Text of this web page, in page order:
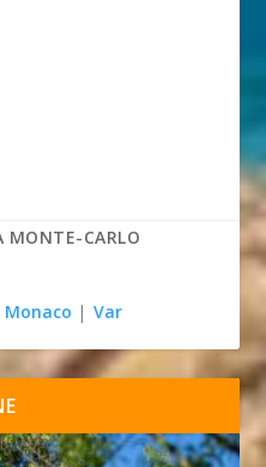
MONTE-CARLO
Monaco | Var